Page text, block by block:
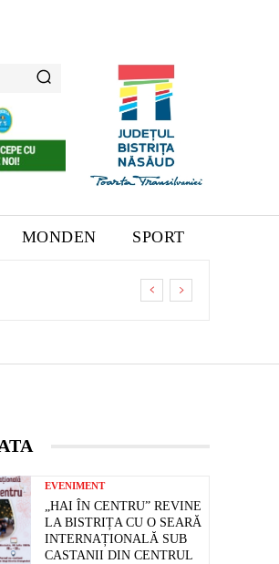
MONDEN SPORT
EVENIMENT
„HAI ÎN CENTRU” REVINE
LA BISTRIȚA CU O SEARĂ
INTERNAȚIONALĂ SUB
CASTANII DIN CENTRUL